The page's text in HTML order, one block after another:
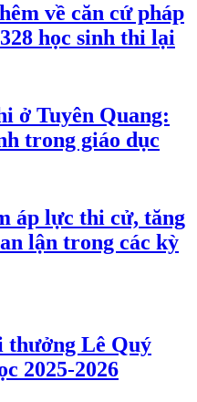
về căn cứ pháp
học sinh thi lại
ở Tuyên Quang:
trong giáo dục
áp lực thi cử, tăng
lận trong các kỳ
thưởng Lê Quý
2025-2026